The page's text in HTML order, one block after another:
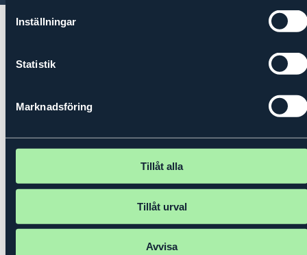
Inställningar
Statistik
Marknadsföring
Tillåt alla
Tillåt urval
Avvisa